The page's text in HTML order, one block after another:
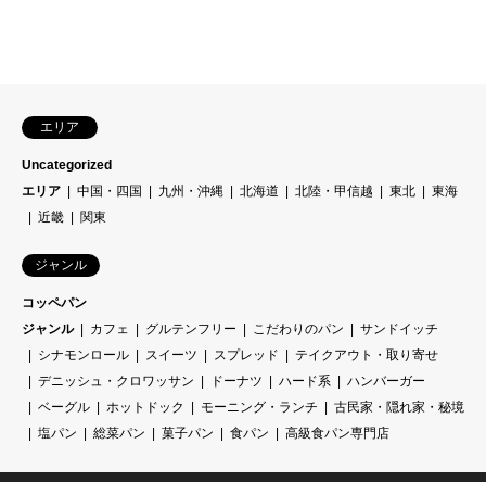
エリア
Uncategorized
エリア
中国・四国 九州・沖縄 北海道 北陸・甲信越 東北
東海
近畿
関東
ジャンル
コッペパン
ジャンル
カフェ グルテンフリー こだわりのパン
サンドイッチ
シナモンロール
スイーツ スプレッド
テイクアウト・取り寄せ
デニッシュ・クロワッサン
ドーナツ ハード系
ハンバーガー
ベーグル
ホットドック モーニング・ランチ
古民家・隠れ家・秘境
塩パン
総菜パン 菓子パン 食パン 高級食パン専門店